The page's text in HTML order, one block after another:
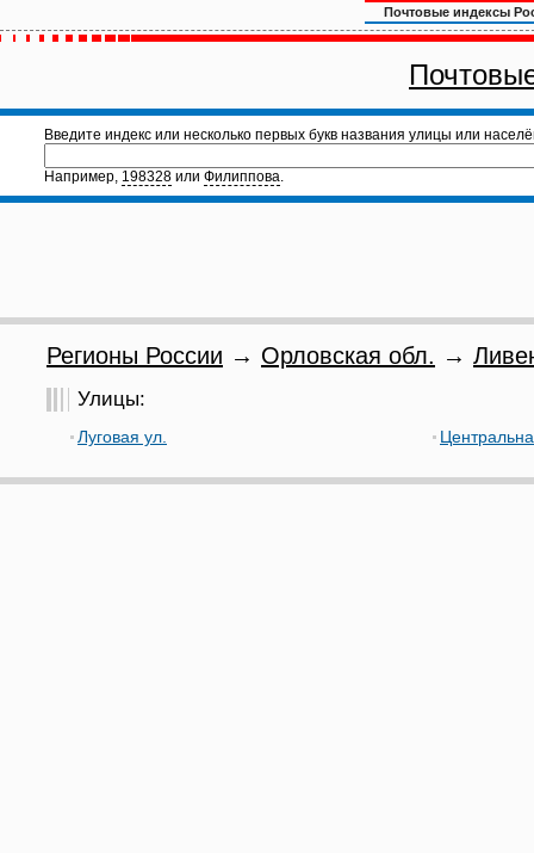
Почтовые индексы
Введите индекс или несколько первых букв названия улицы или
Например, 198328 или Филиппова.
Регионы России → Орловская обл. →
Улицы:
Луговая ул.